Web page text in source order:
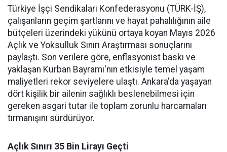
​Türkiye İşçi Sendikaları Konfederasyonu (TÜRK-İŞ),
çalışanların geçim şartlarını ve hayat pahalılığının aile
bütçeleri üzerindeki yükünü ortaya koyan Mayıs 2026
Açlık ve Yoksulluk Sınırı Araştırması sonuçlarını
paylaştı. Son verilere göre, enflasyonist baskı ve
yaklaşan Kurban Bayramı'nın etkisiyle temel yaşam
maliyetleri rekor seviyelere ulaştı. Ankara'da yaşayan
dört kişilik bir ailenin sağlıklı beslenebilmesi için
gereken asgari tutar ile toplam zorunlu harcamaları
tırmanışını sürdürüyor.
Açlık Sınırı 35 Bin Lirayı Geçti